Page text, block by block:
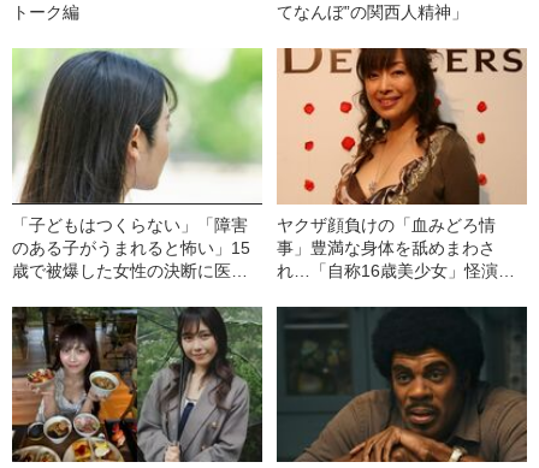
トーク編
てなんぼ”の関西人精神」
「子どもはつくらない」「障害
のある子がうまれると怖い」15
歳で被爆した女性の決断に医者
者からの衝撃的な一言”
ヤクザ顔負けの「血みどろ情
事」豊満な身体を舐めまわさ
れ…「自称16歳美少女」怪演